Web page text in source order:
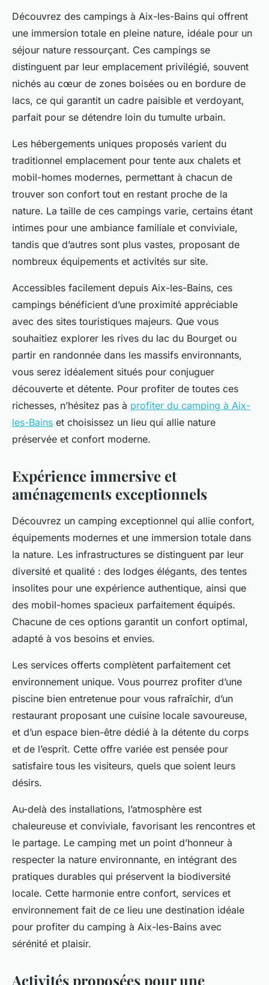
Découvrez des campings à Aix-les-Bains qui offrent
une immersion totale en pleine nature, idéale pour un
séjour nature ressourçant. Ces campings se
distinguent par leur emplacement privilégié, souvent
nichés au cœur de zones boisées ou en bordure de
lacs, ce qui garantit un cadre paisible et verdoyant,
parfait pour se détendre loin du tumulte urbain.
Les hébergements uniques proposés varient du
traditionnel emplacement pour tente aux chalets et
mobil-homes modernes, permettant à chacun de
trouver son confort tout en restant proche de la
nature. La taille de ces campings varie, certains étant
intimes pour une ambiance familiale et conviviale,
tandis que d’autres sont plus vastes, proposant de
nombreux équipements et activités sur site.
Accessibles facilement depuis Aix-les-Bains, ces
campings bénéficient d’une proximité appréciable
avec des sites touristiques majeurs. Que vous
souhaitiez explorer les rives du lac du Bourget ou
partir en randonnée dans les massifs environnants,
vous serez idéalement situés pour conjuguer
découverte et détente. Pour profiter de toutes ces
richesses, n’hésitez pas à profiter du camping à Aix-
les-Bains et choisissez un lieu qui allie nature
préservée et confort moderne.
Expérience immersive et
aménagements exceptionnels
Découvrez un camping exceptionnel qui allie confort,
équipements modernes et une immersion totale dans
la nature. Les infrastructures se distinguent par leur
diversité et qualité : des lodges élégants, des tentes
insolites pour une expérience authentique, ainsi que
des mobil-homes spacieux parfaitement équipés.
Chacune de ces options garantit un confort optimal,
adapté à vos besoins et envies.
Les services offerts complètent parfaitement cet
environnement unique. Vous pourrez profiter d’une
piscine bien entretenue pour vous rafraîchir, d’un
restaurant proposant une cuisine locale savoureuse,
et d’un espace bien-être dédié à la détente du corps
et de l’esprit. Cette offre variée est pensée pour
satisfaire tous les visiteurs, quels que soient leurs
désirs.
Au-delà des installations, l’atmosphère est
chaleureuse et conviviale, favorisant les rencontres et
le partage. Le camping met un point d’honneur à
respecter la nature environnante, en intégrant des
pratiques durables qui préservent la biodiversité
locale. Cette harmonie entre confort, services et
environnement fait de ce lieu une destination idéale
pour profiter du camping à Aix-les-Bains avec
sérénité et plaisir.
Activités proposées pour une